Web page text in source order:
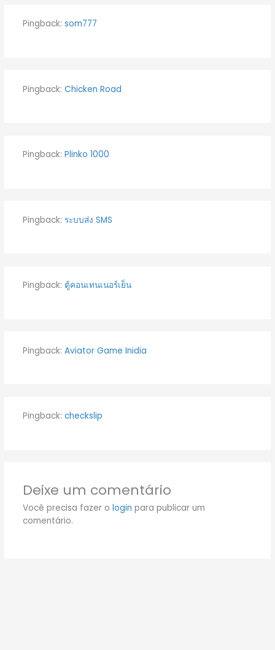
Pingback: som777
Pingback: Chicken Road
Pingback: Plinko 1000
Pingback: ระบบส่ง SMS
Pingback: ตู้คอนเทนเนอร์เย็น
Pingback: Aviator Game Inidia
Pingback: checkslip
Deixe um comentário
Você precisa fazer o login para publicar um
comentário.